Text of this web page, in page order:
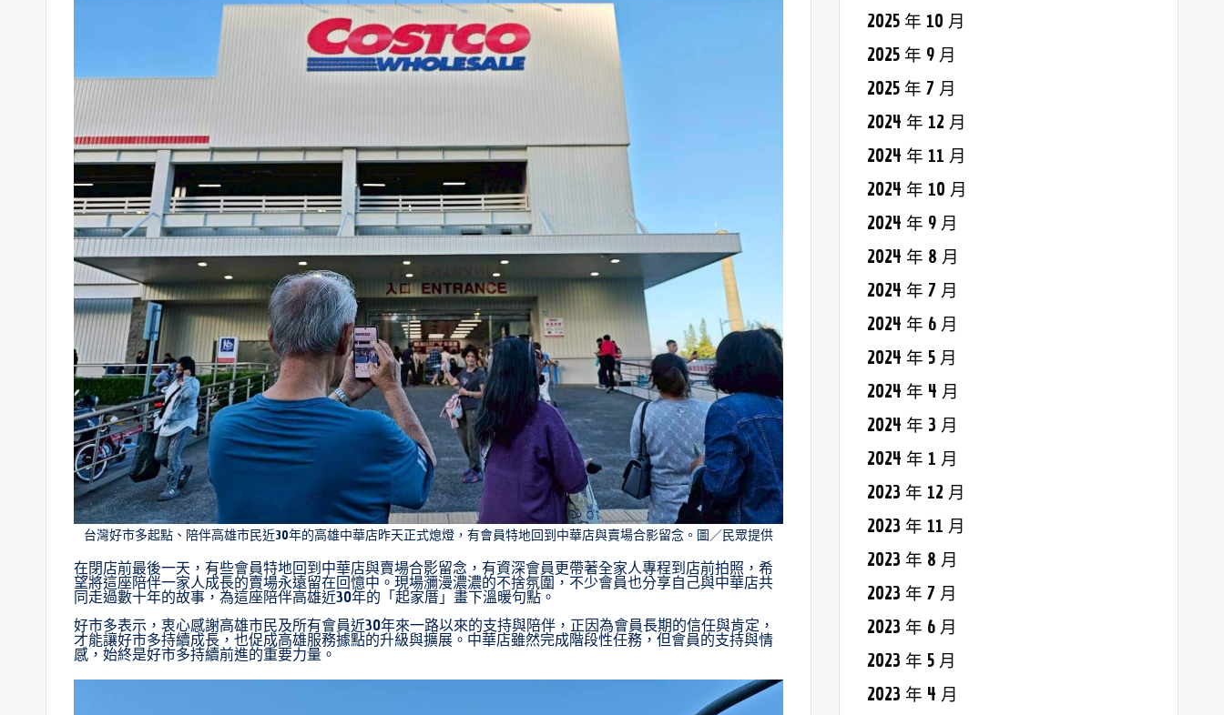
台灣好市多起點、陪伴高雄市民近30年的高雄中華店昨天正式熄燈，有會員特地回到中華店與賣場合影留念。圖／民眾提供
在閉店前最後一天，有些會員特地回到中華店與賣場合影留念，有資深會員更帶著全家人專程到店前拍照，希
望將這座陪伴一家人成長的賣場永遠留在回憶中。現場瀰漫濃濃的不捨氛圍，不少會員也分享自己與中華店共
同走過數十年的故事，為這座陪伴高雄近30年的「起家厝」畫下溫暖句點。
好市多表示，衷心感謝高雄市民及所有會員近30年來一路以來的支持與陪伴，正因為會員長期的信任與肯定，
才能讓好市多持續成長，也促成高雄服務據點的升級與擴展。中華店雖然完成階段性任務，但會員的支持與情
感，始終是好市多持續前進的重要力量。
2025 年 10 月
2025 年 9 月
2025 年 7 月
2024 年 12 月
2024 年 11 月
2024 年 10 月
2024 年 9 月
2024 年 8 月
2024 年 7 月
2024 年 6 月
2024 年 5 月
2024 年 4 月
2024 年 3 月
2024 年 1 月
2023 年 12 月
2023 年 11 月
2023 年 8 月
2023 年 7 月
2023 年 6 月
2023 年 5 月
2023 年 4 月